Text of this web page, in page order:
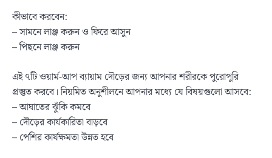
কীভাবে করবেন:
– সামনে লাঞ্জ করুন ও ফিরে আসুন
– পিছনে লাঞ্জ করুন
এই ৭টি ওয়ার্ম-আপ ব্যায়াম দৌড়ের জন্য আপনার শরীরকে পুরোপুরি
প্রস্তুত করবে। নিয়মিত অনুশীলনে আপনার মধ্যে যে বিষয়গুলো আসবে:
– আঘাতের ঝুঁকি কমবে
– দৌড়ের কার্যকারিতা বাড়বে
– পেশির কার্যক্ষমতা উন্নত হবে